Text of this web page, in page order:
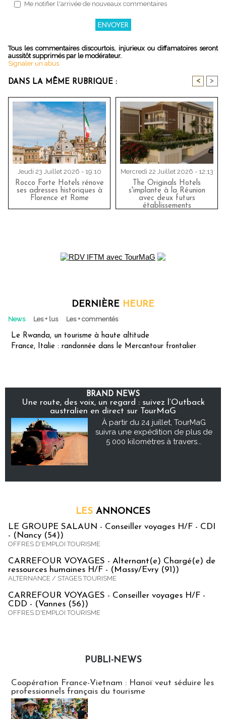
Me notifier l'arrivée de nouveaux commentaires
Tous les commentaires discourtois, injurieux ou diffamatoires seront
aussitôt supprimés par le modérateur.
Signaler un abus
DANS LA MÊME RUBRIQUE : < >
Jeudi 23 Juillet 2026 - 19:10
Rocco Forte Hotels rénove
ses adresses historiques à
Florence et Rome
Mercredi 22 Juillet 2026 - 12:13
The Originals Hotels
s'implante à la Réunion
avec deux futurs
établissements
DERNIÈRE HEURE
News Les + lus Les + commentés
Le Rwanda, un tourisme à haute altitude
France, Italie : randonnée dans le Mercantour frontalier
BRAND NEWS
Une route, des voix, un regard : suivez l’Outback
australien en direct sur TourMaG
À partir du 24 juillet, TourMaG
suivra une expédition de plus de
5 000 kilomètres à travers...
LES ANNONCES
LE GROUPE SALAUN - Conseiller voyages H/F - CDI
- (Nancy (54))
OFFRES D'EMPLOI TOURISME
CARREFOUR VOYAGES - Alternant(e) Chargé(e) de
ressources humaines H/F - (Massy/Evry (91))
ALTERNANCE / STAGES TOURISME
CARREFOUR VOYAGES - Conseiller voyages H/F -
CDD - (Vannes (56))
OFFRES D'EMPLOI TOURISME
PUBLI-NEWS
Coopération France-Vietnam : Hanoï veut séduire les
professionnels français du tourisme